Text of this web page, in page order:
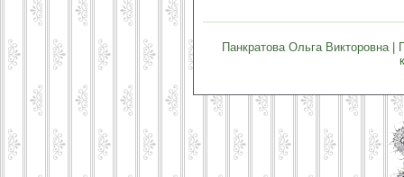
Панкратова Ольга Викторовна |